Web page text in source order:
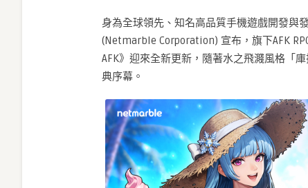
身為全球領先、知名高品質手機遊戲開發與
(Netmarble Corporation) 宣布，旗下AFK RPG
AFK》迎來全新更新，隨著水之飛濺風格「
典序幕。